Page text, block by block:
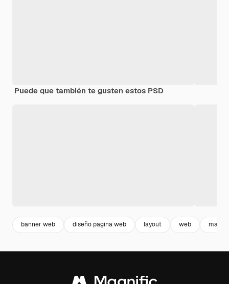
Puede que también te gusten estos PSD
banner web diseño pagina web layout web